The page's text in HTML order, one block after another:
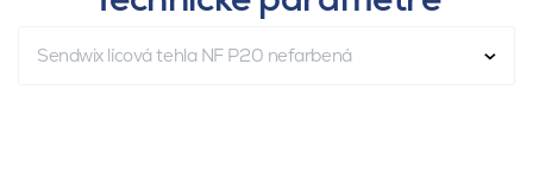
Sendwix lícová tehla NF P20 nefarbená